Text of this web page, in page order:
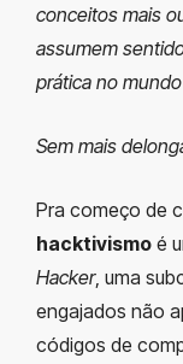
conceitos mais
assumem
prática no
Sem mais
Pra começo de
hacktivismo é
Hacker, uma
engajados não
códigos de